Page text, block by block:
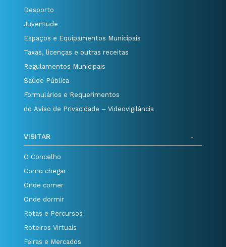
Desporto
Juventude
Espaços e Equipamentos Municipais
Taxas, licenças e outras receitas
Regulamentos Municipais
Saúde Pública
Formulários e Requerimentos
do Aviso de Privacidade – Videovigilância
VISITAR
O Concelho
Como chegar
Onde comer
Onde dormir
Rotas e Percursos
Roteiros Virtuais
Feiras e Mercados